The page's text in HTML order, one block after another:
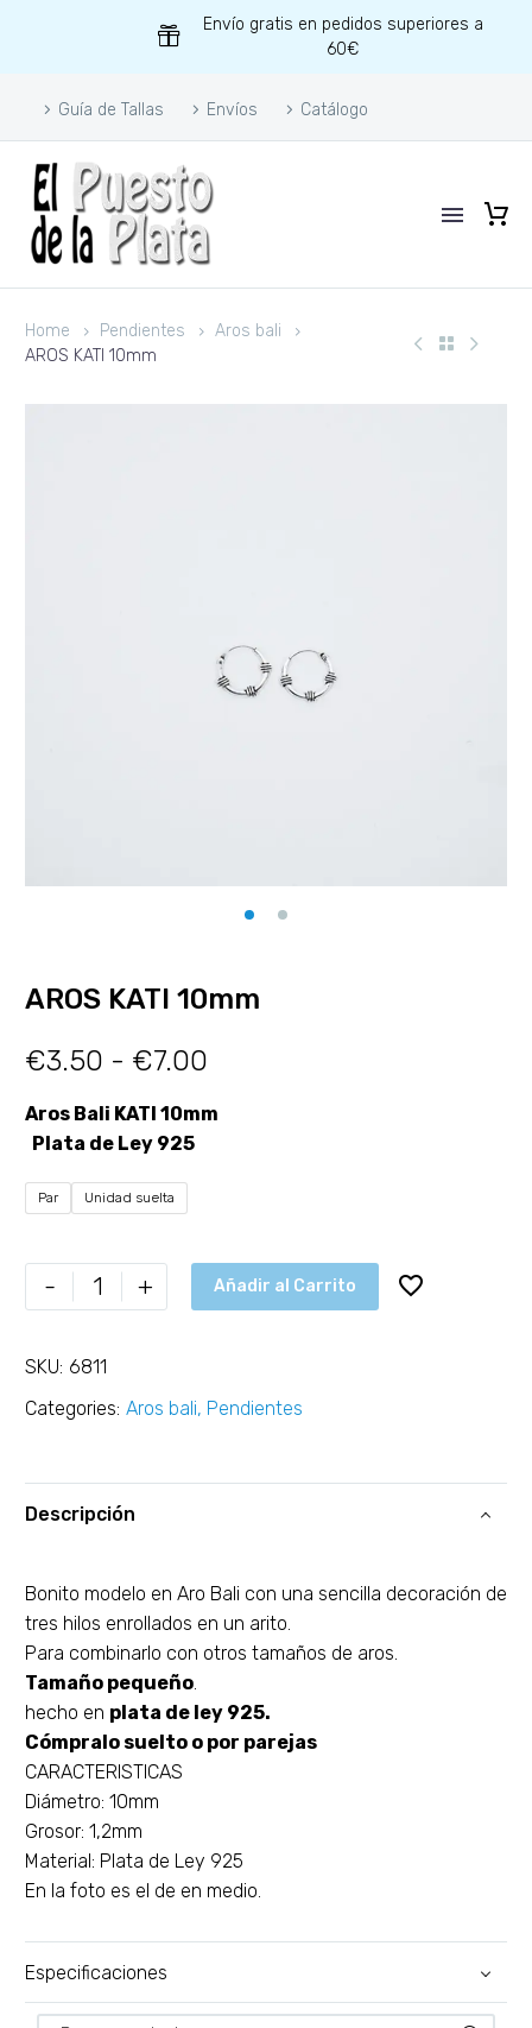
Envío gratis en pedidos superiores a
60€
Guía de Tallas Envíos Catálogo
Home Pendientes
Aros bali
AROS KATI 10mm
AROS KATI 10mm
€3.50 - €7.00
Aros Bali KATI 10mm
Plata de Ley 925
Par Unidad suelta
- + Añadir al Carrito
SKU: 6811
Categories: Aros bali, Pendientes
Descripción
Bonito modelo en Aro Bali con una sencilla decoración de
tres hilos enrollados en un arito.
Para combinarlo con otros tamaños de aros.
Tamaño pequeño.
hecho en plata de ley 925.
Cómpralo suelto o por parejas
CARACTERISTICAS
Diámetro: 10mm
Grosor: 1,2mm
Material: Plata de Ley 925
En la foto es el de en medio.
Especificaciones